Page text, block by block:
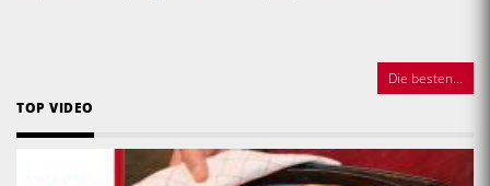
Die besten...
TOP VIDEO